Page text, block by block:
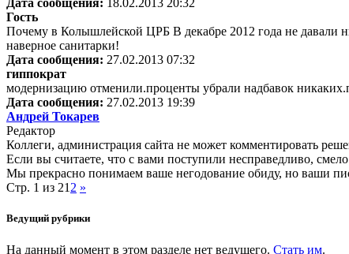
Дата сообщения: 18.02.2013 20:32
Гость
Почему в Колышлейской ЦРБ В декабре 2012 года не давали
наверное санитарки!
Дата сообщения: 27.02.2013 07:32
гиппократ
модернизацию отменили.проценты убрали надбавок
Дата сообщения: 27.02.2013 19:39
Андрей Токарев
Редактор
Коллеги, администрация сайта не может комментировать
Если вы считаете, что с вами поступили несправедливо,
Мы прекрасно понимаем ваше негодование обиду, но ваши
Стр. 1 из 21 2 »
Ведущий рубрики
На данный момент в этом разделе нет ведущего. Стать им.